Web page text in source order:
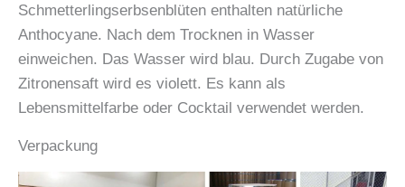
Schmetterlingserbsenblüten enthalten natürliche
Anthocyane. Nach dem Trocknen in Wasser
einweichen. Das Wasser wird blau. Durch Zugabe von
Zitronensaft wird es violett. Es kann als
Lebensmittelfarbe oder Cocktail verwendet werden.
Verpackung